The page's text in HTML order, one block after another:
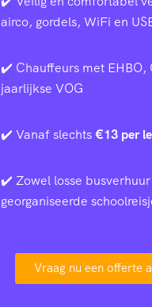
airco, gordels, WiFi en
✔️ Chauffeurs met EHBO,
jaarlijkse VOG
✔️ Vanaf slechts€13 per
✔️ Zowel losse
georganiseerde
Vraag nu een offerte